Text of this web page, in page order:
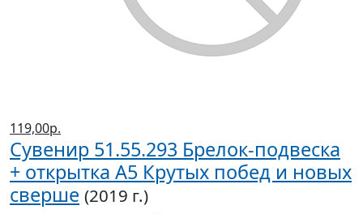
119,00р.
Сувенир 51.55.293 Брелок-подвеска
+ открытка А5 Крутых побед и новых
сверше (2019 г.)